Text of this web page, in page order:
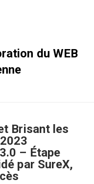
du WEB
Brisant les
– Étape
par SureX,